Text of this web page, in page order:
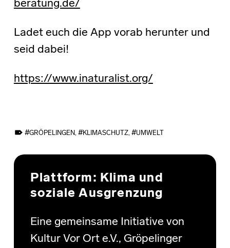
beratung.de/
Ladet euch die App vorab herunter und
seid dabei!
https://www.inaturalist.org/
GRÖPELINGEN, KLIMASCHUTZ, UMWELT
Skip back to main navigation
Plattform: Klima und
soziale Ausgrenzung
Eine gemeinsame Initiative von
Kultur Vor Ort e.V., Gröpelinger